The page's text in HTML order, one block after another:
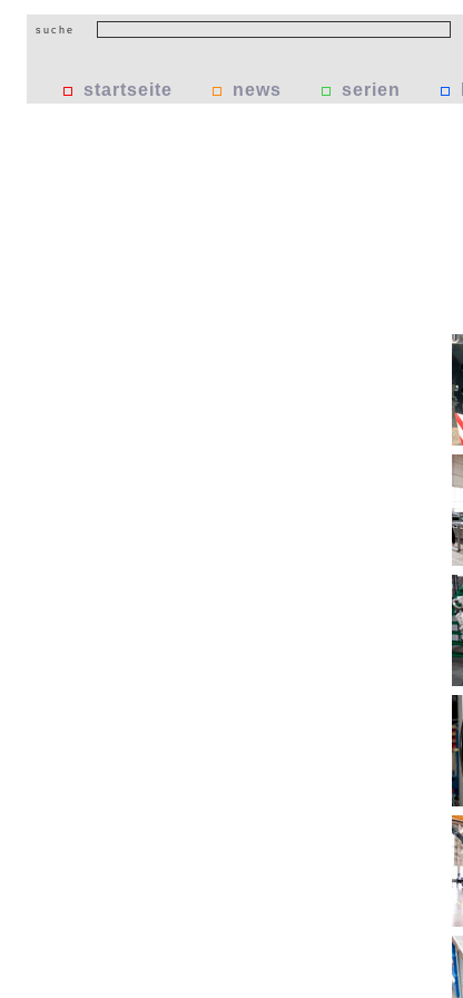
suche
startseite news serien